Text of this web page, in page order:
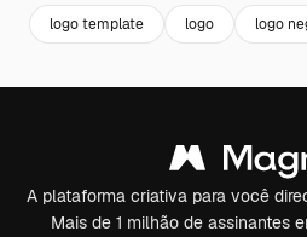
logo template logo logo
A plataforma criativa para você
Mais de 1 milhão de assinantes